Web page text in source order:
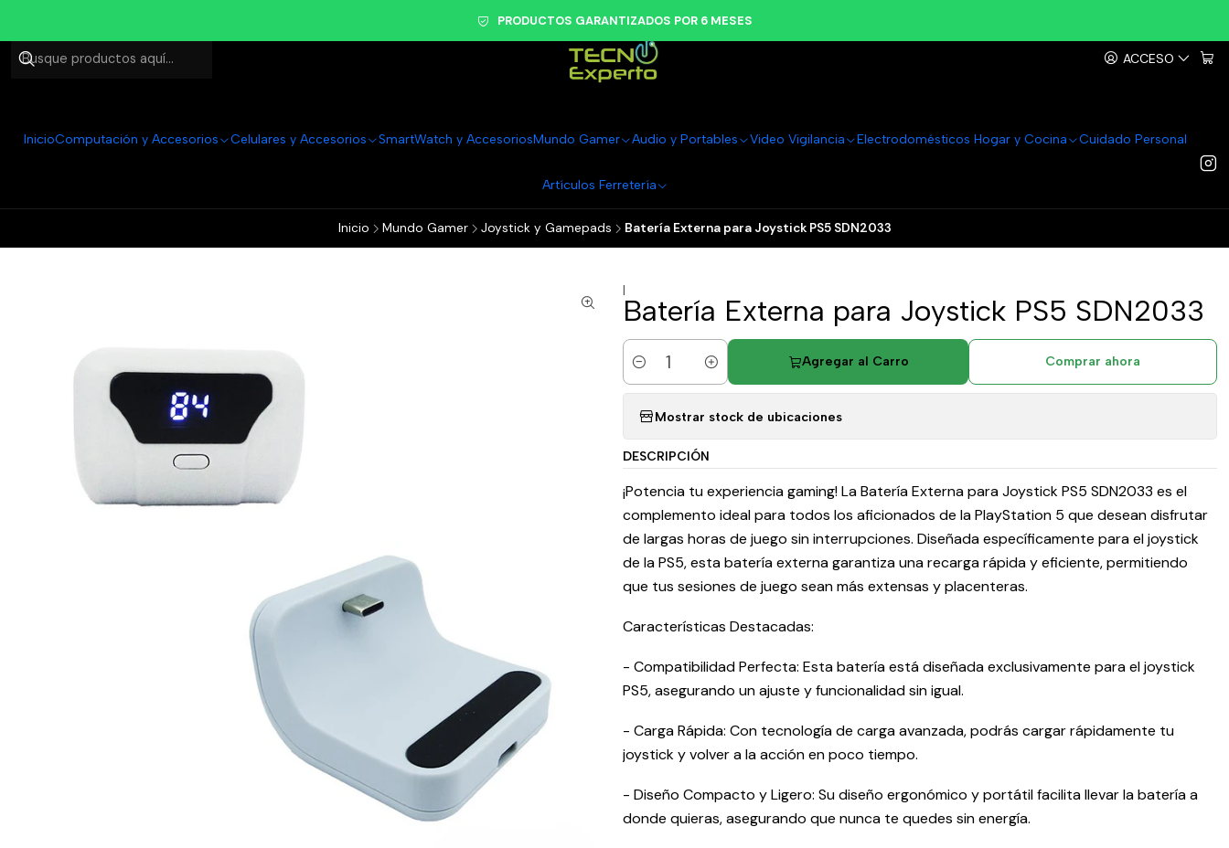
ACCESO
InicioComputación y Accesorios Celulares y Accesorios SmartWatch y AccesoriosMundo Gamer Audio y Portables Video Vigilancia Electrodomésticos Hogar y Cocina Cuidado Personal
Artículos Ferretería
PRODUCTOS GARANTIZADOS POR 6 MESES
Inicio Mundo Gamer Joystick y Gamepads Batería Externa para Joystick PS5 SDN2033
|
Batería Externa para Joystick PS5 SDN2033
Cantidad
Agregar al Carro Comprar ahora
Mostrar stock de ubicaciones
DESCRIPCIÓN
¡Potencia tu experiencia gaming! La Batería Externa para Joystick PS5 SDN2033 es el
complemento ideal para todos los aficionados de la PlayStation 5 que desean disfrutar
de largas horas de juego sin interrupciones. Diseñada específicamente para el joystick
de la PS5, esta batería externa garantiza una recarga rápida y eficiente, permitiendo
que tus sesiones de juego sean más extensas y placenteras.
Características Destacadas:
- Compatibilidad Perfecta: Esta batería está diseñada exclusivamente para el joystick
PS5, asegurando un ajuste y funcionalidad sin igual.
- Carga Rápida: Con tecnología de carga avanzada, podrás cargar rápidamente tu
joystick y volver a la acción en poco tiempo.
- Diseño Compacto y Ligero: Su diseño ergonómico y portátil facilita llevar la batería a
donde quieras, asegurando que nunca te quedes sin energía.